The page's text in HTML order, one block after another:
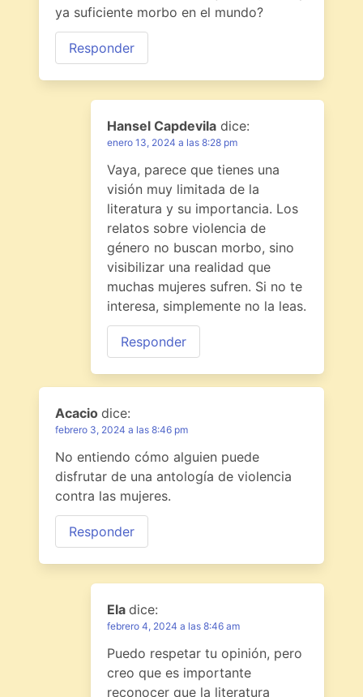
ya suficiente morbo en el mundo?
Responder
Hansel Capdevila dice:
enero 13, 2024 a las 8:28 pm
Vaya, parece que tienes una
visión muy limitada de la
literatura y su importancia. Los
relatos sobre violencia de
género no buscan morbo, sino
visibilizar una realidad que
muchas mujeres sufren. Si no te
interesa, simplemente no la leas.
Responder
Acacio dice:
febrero 3, 2024 a las 8:46 pm
No entiendo cómo alguien puede
disfrutar de una antología de violencia
contra las mujeres.
Responder
Ela dice:
febrero 4, 2024 a las 8:46 am
Puedo respetar tu opinión, pero
creo que es importante
reconocer que la literatura